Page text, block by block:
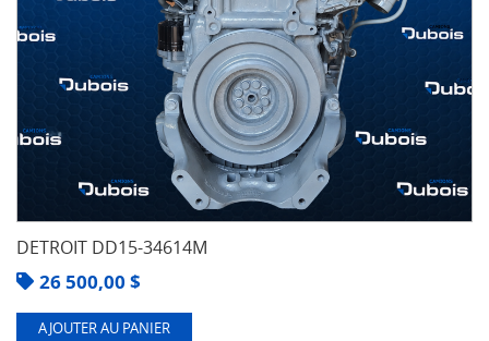
DETROIT DD15-34614M
26 500,00 $
AJOUTER AU PANIER